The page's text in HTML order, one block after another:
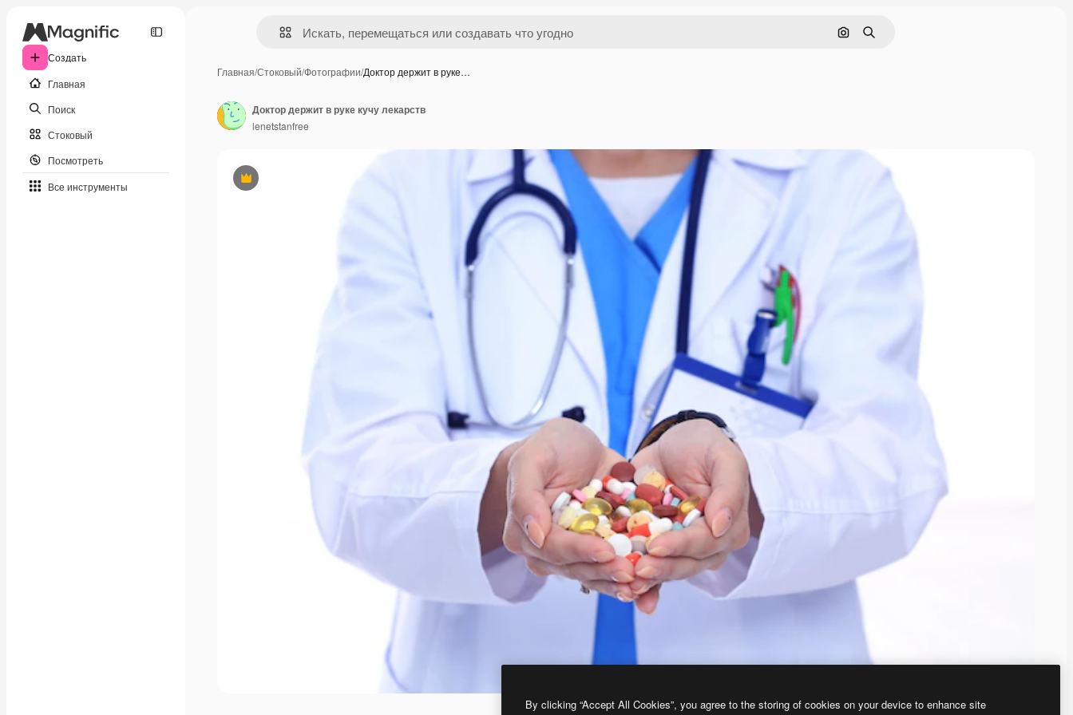
Создать
Главная
Поиск
Стоковый
Посмотреть
Все инструменты
Поиск по изображению
Поиск
Главная/Стоковый/Фотографии/Доктор держит в руке…
Премиум
Доктор держит в руке кучу лекарств
lenetstanfree
By clicking “Accept All Cookies”, you agree to the storing of cookies on your device to enhance site